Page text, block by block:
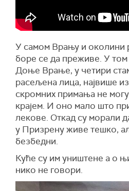
У самом Врању и околини
боре се да преживе. У том
Доње Врање, у четири
расељена лица, највише
скромних примања не могу
крајем. И оно мало што
лекове. Откад су морали
у Призрену живе тешко,
безбедни.
Куће су им уништене а о
нико не говори.